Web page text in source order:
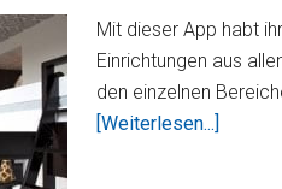
Mit dieser App habt
Einrichtungen aus
den einzelnen
[Weiterlesen...]